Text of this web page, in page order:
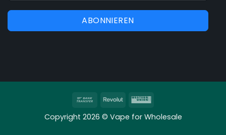
ABONNIEREN
Banküberweisung
RevolutWestern
Copyright 2026 © Vape for Wholesale